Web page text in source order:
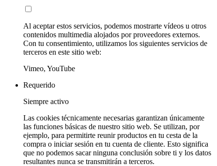
Al aceptar estos servicios, podemos mostrarte vídeos u otros
contenidos multimedia alojados por proveedores externos.
Con tu consentimiento, utilizamos los siguientes servicios de
terceros en este sitio web:
Vimeo, YouTube
Requerido
Siempre activo
Las cookies técnicamente necesarias garantizan únicamente
las funciones básicas de nuestro sitio web. Se utilizan, por
ejemplo, para permitirte reunir productos en tu cesta de la
compra o iniciar sesión en tu cuenta de cliente. Esto significa
que no podemos sacar ninguna conclusión sobre ti y los datos
resultantes nunca se transmitirán a terceros.